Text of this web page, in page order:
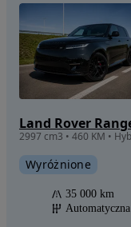
Wyróżnione
35 000 km
Automatyczna